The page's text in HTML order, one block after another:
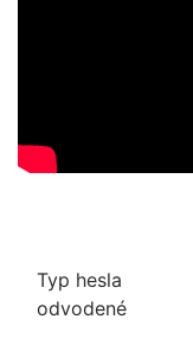
Typ hesla
odvodené